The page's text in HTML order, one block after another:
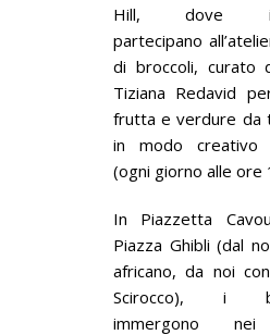
Hill, dove i
partecipano
di broccoli, curato
Tiziana Redavid
frutta e verdure da
in modo creativo
(ogni giorno alle ore
In Piazzetta
Piazza Ghibli (dal
africano, da noi
Scirocco), i
immergono